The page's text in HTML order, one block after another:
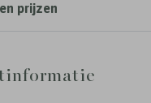
prijzen